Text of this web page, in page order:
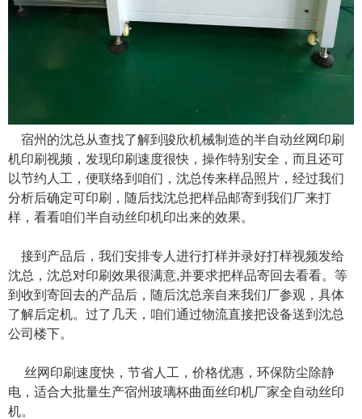
宿州的沈总从查找了解到骏欣机械制造的半自动丝网印刷
机印刷视频，发现印刷速度很快，操作特别安全，而且还可
以节约人工，便联络到咱们，沈总传来样品照片，经过我们
分析后确定可印刷，随后找沈总把样品邮寄到我们厂来打
样，看看咱们半自动丝印机印出来的效果。
接到产品后，我们安排专人进行打样并录好打样视频发给
沈总，沈总对印刷效果很满意,并要求把样品寄回去看看。等
到收到寄回去的产品后，随后沈总亲自来我们厂参观，具体
了解后定机。过了几天，咱们通过物流直接把设备送到沈总
公司楼下。
丝网印刷速度快，节省人工，价格优惠，环保防尘除静
电，适合大批量生产宿州玻璃杯曲面丝印机厂家全自动丝印
机。